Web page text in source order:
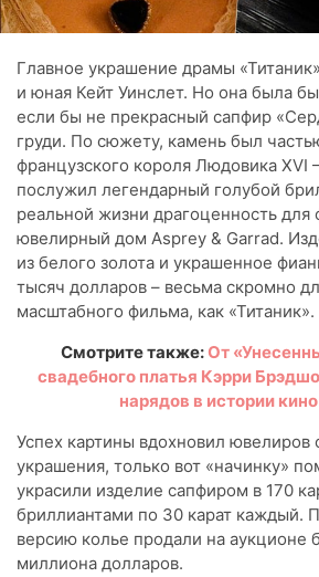
Главное украшение драмы
и юная Кейт Уинслет. Но она была
если бы не прекрасный сапфир
груди. По сюжету, камень был
французского короля Людовика XVI
послужил легендарный голубой
реальной жизни драгоценность для
ювелирный дом Asprey & Garrad.
из белого золота и украшенное
тысяч долларов – весьма скромно
масштабного фильма, как «Титаник».
Смотрите также:От
свадебного платья Кэрри
нарядов в истории
Успех картины вдохновил ювелиров
украшения, только вот «начинку»
украсили изделие сапфиром в 170
бриллиантами по 30 карат каждый.
версию колье продали на аукционе
миллиона долларов.